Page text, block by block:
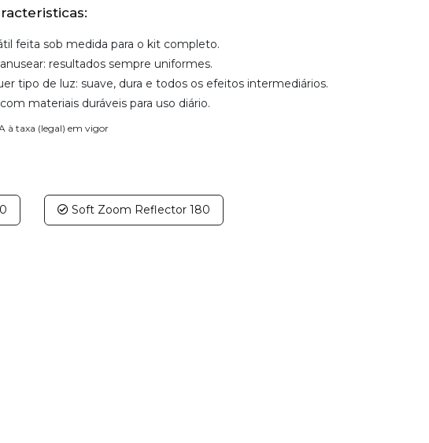
feita sob medida para o kit completo.
resultados sempre uniformes.
tipo de luz: suave, dura e todos os efeitos intermediários.
materiais duráveis para uso diário.
à taxa (legal) em vigor
Soft Zoom Reflector 180